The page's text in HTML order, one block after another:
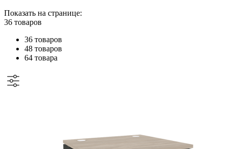
Показать на странице:
36 товаров
36 товаров
48 товаров
64 товара